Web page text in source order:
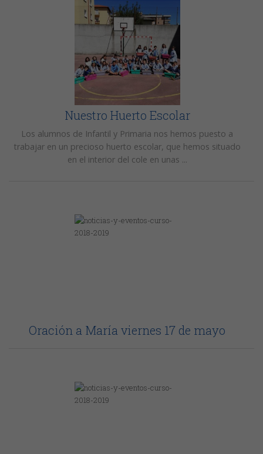
Nuestro Huerto Escolar
Los alumnos de Infantil y Primaria nos hemos puesto a
trabajar en un precioso huerto escolar, que hemos situado
en el interior del cole en unas ...
Oración a María viernes 17 de mayo